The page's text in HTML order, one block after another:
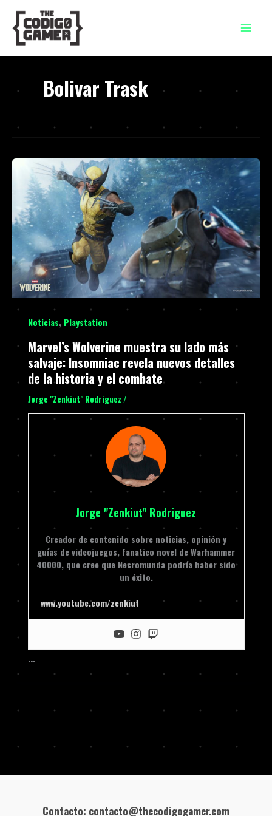
contenido
Bolivar Trask
Noticias, Playstation
Marvel’s Wolverine muestra su lado más
salvaje: Insomniac revela nuevos detalles
de la historia y el combate
Jorge "Zenkiut" Rodriguez /
Jorge "Zenkiut" Rodriguez
Creador de contenido sobre noticias, opinión y
guías de videojuegos, fanatico novel de Warhammer
40000, que cree que Necromunda podría haber sido
un éxito.
www.youtube.com/zenkiut
…
Contacto: contacto@thecodigogamer.com